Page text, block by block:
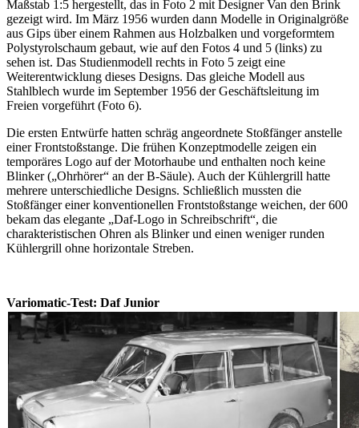
Maßstab 1:5 hergestellt, das in Foto 2 mit Designer Van den Brink
gezeigt wird. Im März 1956 wurden dann Modelle in Originalgröße
aus Gips über einem Rahmen aus Holzbalken und vorgeformtem
Polystyrolschaum gebaut, wie auf den Fotos 4 und 5 (links) zu
sehen ist. Das Studienmodell rechts in Foto 5 zeigt eine
Weiterentwicklung dieses Designs. Das gleiche Modell aus
Stahlblech wurde im September 1956 der Geschäftsleitung im
Freien vorgeführt (Foto 6).
Die ersten Entwürfe hatten schräg angeordnete Stoßfänger anstelle
einer Frontstoßstange. Die frühen Konzeptmodelle zeigen ein
temporäres Logo auf der Motorhaube und enthalten noch keine
Blinker („Ohrhörer“ an der B-Säule). Auch der Kühlergrill hatte
mehrere unterschiedliche Designs. Schließlich mussten die
Stoßfänger einer konventionellen Frontstoßstange weichen, der 600
bekam das elegante „Daf-Logo in Schreibschrift“, die
charakteristischen Ohren als Blinker und einen weniger runden
Kühlergrill ohne horizontale Streben.
Variomatic-Test: Daf Junior